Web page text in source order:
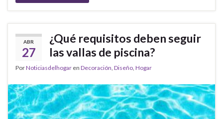
ABR
27
¿Qué requisitos deben seguir
las vallas de piscina?
PorNoticiasdelhogar en Decoración Diseño Hogar